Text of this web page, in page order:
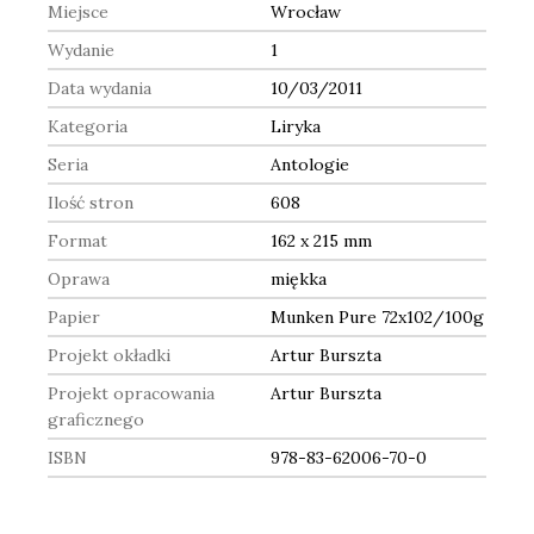
Miejsce
Wrocław
Wydanie
1
Data wydania
10/03/2011
Kategoria
Liryka
Seria
Antologie
Ilość stron
608
Format
162 x 215 mm
Oprawa
miękka
Papier
Munken Pure 72x102/100g
Projekt okładki
Artur Burszta
Projekt opracowania
graficznego
Artur Burszta
ISBN 978-83-62006-70-0